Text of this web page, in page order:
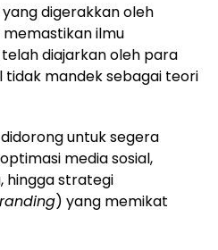
yang digerakkan oleh
memastikan ilmu
diajarkan oleh para
mandek sebagai teori
untuk segera
media sosial,
hingga strategi
) yang memikat